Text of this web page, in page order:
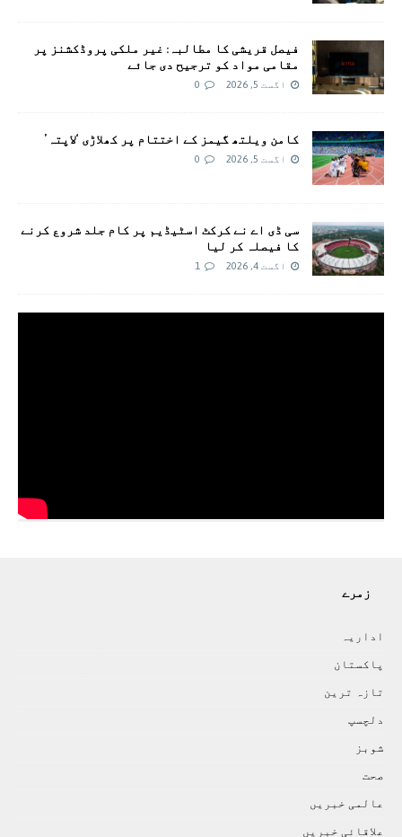
فیصل قریشی کا مطالبہ: غیر ملکی پروڈکشنز پر
مقامی مواد کو ترجیح دی جائے
اگست 5, 2026 0
کامن ویلتھ گیمز کے اختتام پر کھلاڑی ‘لاپتہ’
اگست 5, 2026 0
سی ڈی اے نے کرکٹ اسٹیڈیم پر کام جلد شروع کرنے
کا فیصلہ کر لیا
اگست 4, 2026 1
زمرے
اداريہ
پاکستان
تازہ ترين
دلچسپ
شوبز
صحت
عالمی خبريں
علاقائی خبريں